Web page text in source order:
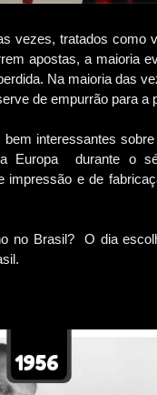
vezes, tratados como
apostas, a maioria
Na maioria das
de empurrão para a
interessantes
Europa durante o
impressão e de
no Brasil? O dia